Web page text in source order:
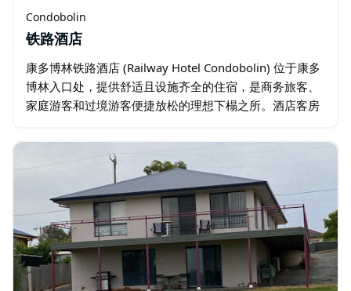
Condobolin
铁路酒店
康多博林铁路酒店 (Railway Hotel Condobolin) 位于康多
博林入口处，提供舒适且设施齐全的住宿，是商务旅客、
家庭游客和过境游客便捷放松的理想下榻之所。酒店客房
宿环境…